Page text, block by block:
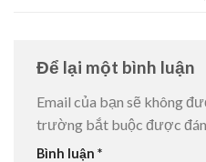
Để lại một bình luận
Email của bạn sẽ không
trường bắt buộc được
Bình luận *